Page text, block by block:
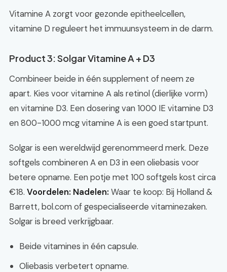
Vitamine A zorgt voor gezonde epitheelcellen,
vitamine D reguleert het immuunsysteem in de darm.
Product 3: Solgar Vitamine A + D3
Combineer beide in één supplement of neem ze
apart. Kies voor vitamine A als retinol (dierlijke vorm)
en vitamine D3. Een dosering van 1000 IE vitamine D3
en 800-1000 mcg vitamine A is een goed startpunt.
Solgar is een wereldwijd gerenommeerd merk. Deze
softgels combineren A en D3 in een oliebasis voor
betere opname. Een potje met 100 softgels kost circa
€18. Voordelen: Nadelen: Waar te koop: Bij Holland &
Barrett, bol.com of gespecialiseerde vitaminezaken.
Solgar is breed verkrijgbaar.
Beide vitamines in één capsule.
Oliebasis verbetert opname.